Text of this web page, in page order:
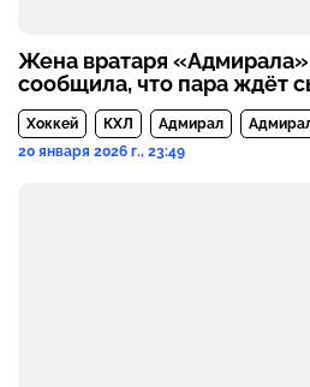
Жена вратаря
сообщила, что пара ждёт
Хоккей КХЛ Адмирал
20 января 2026 г., 23:49